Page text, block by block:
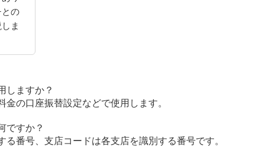
の
ま
しますか？
の口座振替設定などで使用します。
ですか？
番号、支店コードは各支店を識別する番号です。